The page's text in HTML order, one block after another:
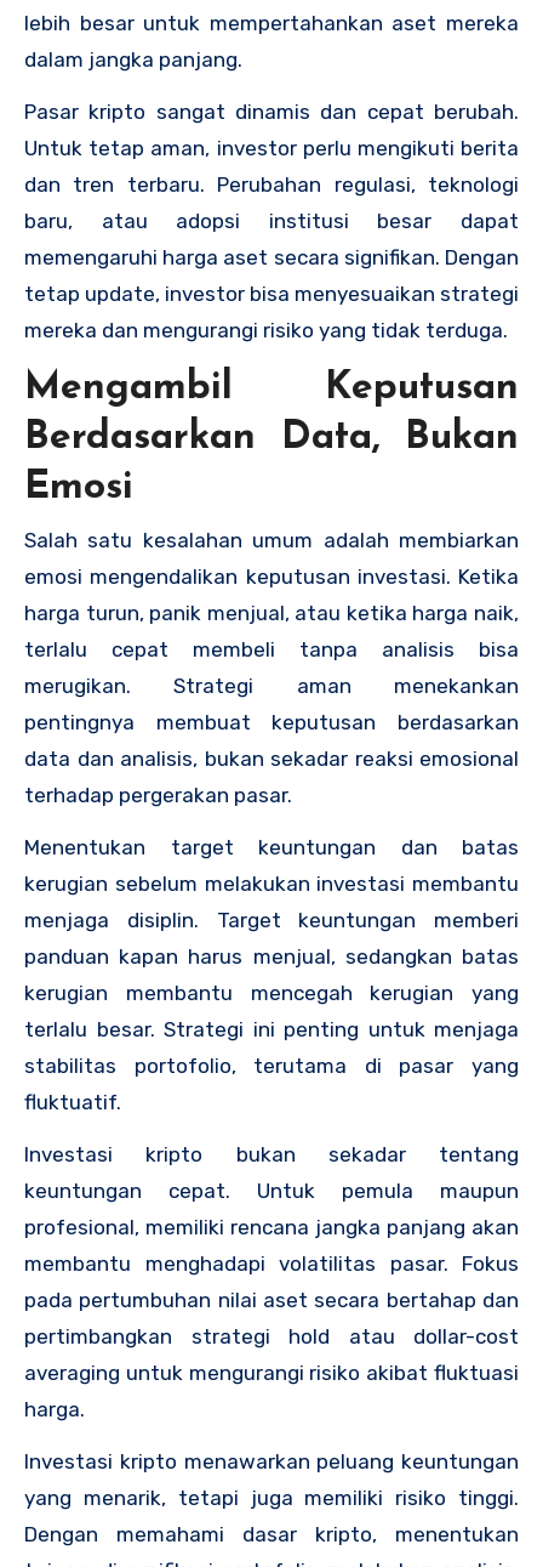
lebih besar untuk mempertahankan aset mereka
dalam jangka panjang.
Pasar kripto sangat dinamis dan cepat berubah.
Untuk tetap aman, investor perlu mengikuti berita
dan tren terbaru. Perubahan regulasi, teknologi
baru, atau adopsi institusi besar dapat
memengaruhi harga aset secara signifikan. Dengan
tetap update, investor bisa menyesuaikan strategi
mereka dan mengurangi risiko yang tidak terduga.
Mengambil Keputusan
Berdasarkan Data, Bukan
Emosi
Salah satu kesalahan umum adalah membiarkan
emosi mengendalikan keputusan investasi. Ketika
harga turun, panik menjual, atau ketika harga naik,
terlalu cepat membeli tanpa analisis bisa
merugikan. Strategi aman menekankan
pentingnya membuat keputusan berdasarkan
data dan analisis, bukan sekadar reaksi emosional
terhadap pergerakan pasar.
Menentukan target keuntungan dan batas
kerugian sebelum melakukan investasi membantu
menjaga disiplin. Target keuntungan memberi
panduan kapan harus menjual, sedangkan batas
kerugian membantu mencegah kerugian yang
terlalu besar. Strategi ini penting untuk menjaga
stabilitas portofolio, terutama di pasar yang
fluktuatif.
Investasi kripto bukan sekadar tentang
keuntungan cepat. Untuk pemula maupun
profesional, memiliki rencana jangka panjang akan
membantu menghadapi volatilitas pasar. Fokus
pada pertumbuhan nilai aset secara bertahap dan
pertimbangkan strategi hold atau dollar-cost
averaging untuk mengurangi risiko akibat fluktuasi
harga.
Investasi kripto menawarkan peluang keuntungan
yang menarik, tetapi juga memiliki risiko tinggi.
Dengan memahami dasar kripto, menentukan